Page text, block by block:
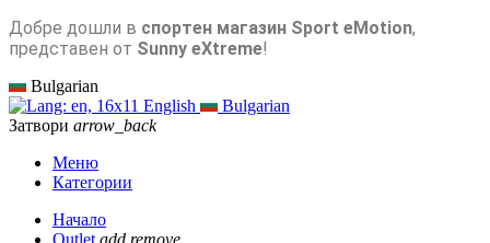
Добре дошли в спортен магазин Sport eMotion,
представен от Sunny eXtreme!
Bulgarian
English
Bulgarian
Затвори arrow_back
Меню
Категории
Начало
Outlet add remove